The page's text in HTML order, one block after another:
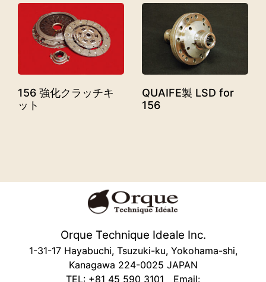
156 強化クラッチキ
ット
QUAIFE製 LSD for
156
Orque Technique Ideale Inc.
1-31-17 Hayabuchi, Tsuzuki-ku, Yokohama-shi,
Kanagawa 224-0025 JAPAN
TEL: +81 45 590 3101 Email: